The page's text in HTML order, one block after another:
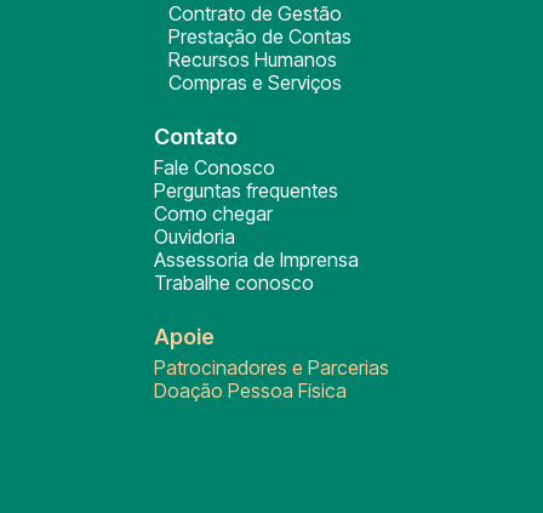
Contrato de Gestão
Prestação de Contas
Recursos Humanos
Compras e Serviços
Contato
Fale Conosco
Perguntas frequentes
Como chegar
Ouvidoria
Assessoria de Imprensa
Trabalhe conosco
Apoie
Patrocinadores e Parcerias
Doação Pessoa Física